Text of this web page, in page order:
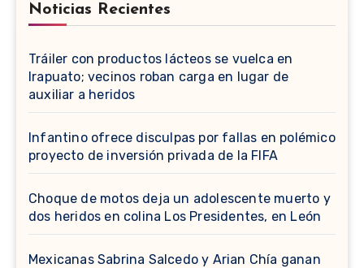
Noticias Recientes
Tráiler con productos lácteos se vuelca en
Irapuato; vecinos roban carga en lugar de
auxiliar a heridos
Infantino ofrece disculpas por fallas en polémico
proyecto de inversión privada de la FIFA
Choque de motos deja un adolescente muerto y
dos heridos en colina Los Presidentes, en León
Mexicanas Sabrina Salcedo y Arian Chía ganan